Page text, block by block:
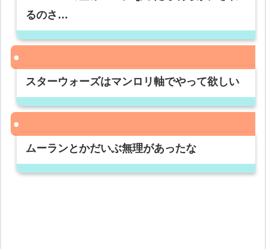
るのさ…
スターウォーズはマンロリ軸でやって欲しい
ムーランとかだいぶ無理があったな